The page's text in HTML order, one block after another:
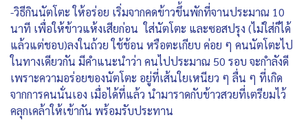
-วิธีกินนัตโตะ ให้อร่อย เริ่มจากคดข้าวขึ้นพักที่จานประมาณ 10
นาที เพื่อให้ข้าวแห้งเสียก่อน ใส่นัตโตะ และซอสปรุง (ไม่ใส่ก็ได้
แล้วแต่ชอบ)ลงในถ้วย ใช้ช้อน หรือตะเกียบ ค่อย ๆ คนนัตโตะไป
ในทางเดียวกัน มีคำแนะนำว่า คนไปประมาณ 50 รอบ จะกำลังดี
เพราะความอร่อยของนัตโตะ อยู่ที่เส้นใยเหนียว ๆ ลื่น ๆ ที่เกิด
จากการคนนั่นเอง เมื่อได้ที่แล้ว นำมาราดกับข้าวสวยที่เตรียมไว้
คลุกเคล้าให้เข้ากัน พร้อมรับประทาน